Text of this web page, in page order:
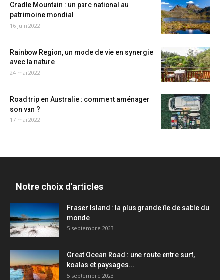
Cradle Mountain : un parc national au
patrimoine mondial
16 juin 2022
Rainbow Region, un mode de vie en synergie
avec la nature
24 mai 2022
Road trip en Australie : comment aménager
son van ?
17 mai 2022
Notre choix d'articles
Fraser Island : la plus grande île de sable du
monde
5 septembre 2023
Great Ocean Road : une route entre surf,
koalas et paysages...
5 septembre 2023